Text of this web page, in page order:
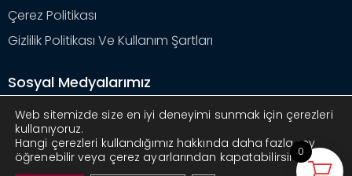
Çerez Politikası
Gizlilik Politikası Ve Kullanım Şartları
Sosyal Medyalarımız
Web sitemizde size en iyi deneyimi sunmak için çerezleri
kullanıyoruz.
Hangi çerezleri kullandığımız hakkında daha fazla şey
öğrenebilir veya çerez ayarlarından kapatabilirsiniz.
0